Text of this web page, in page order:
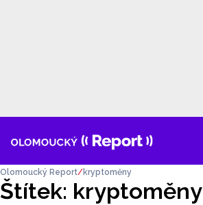
Štítek: kryptoměny
Olomoucký Report kryptoměny